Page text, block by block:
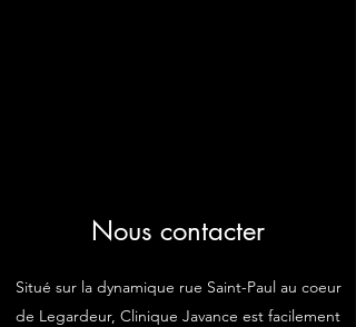
Nous contacter
Situé sur la dynamique rue Saint-Paul au coeur
de Legardeur, Clinique Javance est facilement